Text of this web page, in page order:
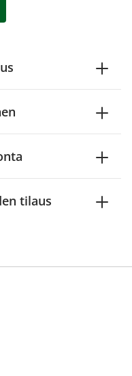
tilaus